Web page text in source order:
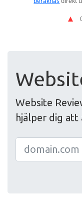
Website
hjälper dig att